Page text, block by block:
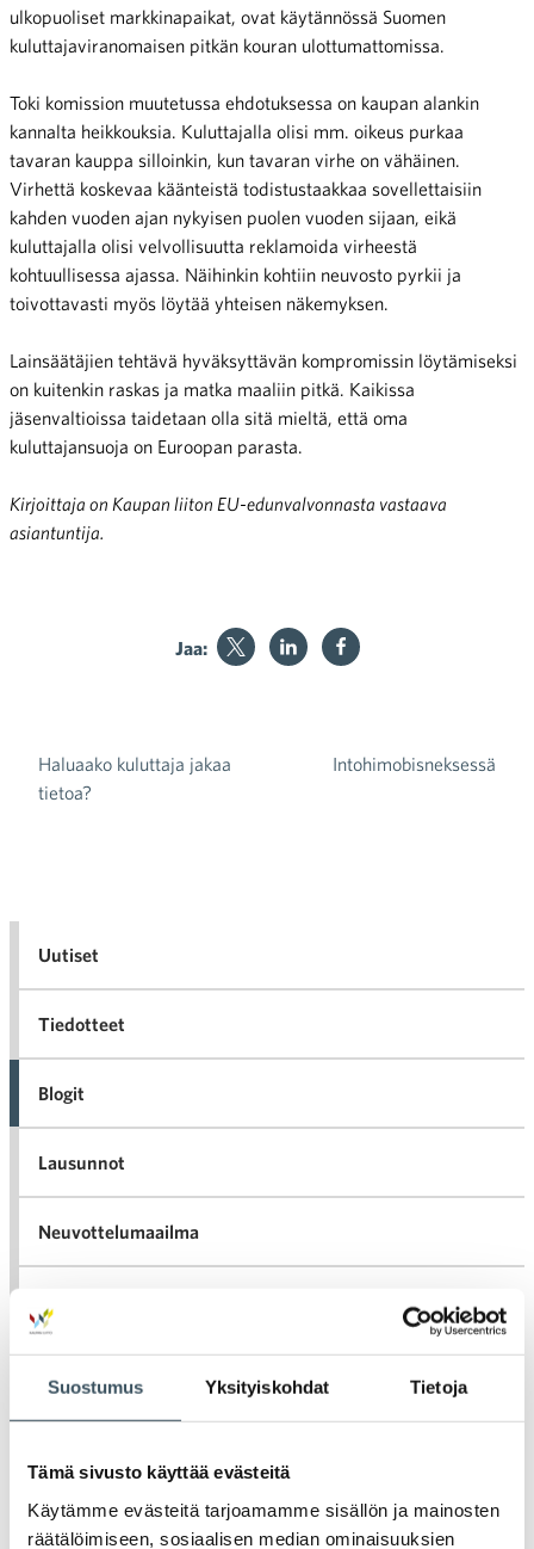
Suostumus Yksityiskohdat Tietoja
Tämä sivusto käyttää evästeitä
Käytämme evästeitä tarjoamamme sisällön ja mainosten
räätälöimiseen, sosiaalisen median ominaisuuksien
ulkopuoliset markkinapaikat, ovat käytännössä Suomen
kuluttajaviranomaisen pitkän kouran ulottumattomissa.
Toki komission muutetussa ehdotuksessa on kaupan alankin
kannalta heikkouksia. Kuluttajalla olisi mm. oikeus purkaa
tavaran kauppa silloinkin, kun tavaran virhe on vähäinen.
Virhettä koskevaa käänteistä todistustaakkaa sovellettaisiin
kahden vuoden ajan nykyisen puolen vuoden sijaan, eikä
kuluttajalla olisi velvollisuutta reklamoida virheestä
kohtuullisessa ajassa. Näihinkin kohtiin neuvosto pyrkii ja
toivottavasti myös löytää yhteisen näkemyksen.
Lainsäätäjien tehtävä hyväksyttävän kompromissin löytämiseksi
on kuitenkin raskas ja matka maaliin pitkä. Kaikissa
jäsenvaltioissa taidetaan olla sitä mieltä, että oma
kuluttajansuoja on Euroopan parasta.
Kirjoittaja on Kaupan liiton EU-edunvalvonnasta vastaava
asiantuntija.
Jaa:
Artikkelien selaus
Haluaako kuluttaja jakaa
tietoa?
Intohimobisneksessä
Uutiset
Tiedotteet
Blogit
Lausunnot
Neuvottelumaailma
Ajankohtaista Kaupan liitossa